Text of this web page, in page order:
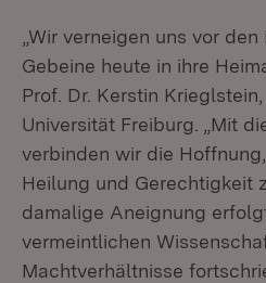
„Wir verneigen uns vor
Gebeine heute in ihre
Prof. Dr. Kerstin
Universität Freiburg. „Mit
verbinden wir die
Heilung und Gerechtigkeit
damalige Aneignung
vermeintlichen
Machtverhältnisse